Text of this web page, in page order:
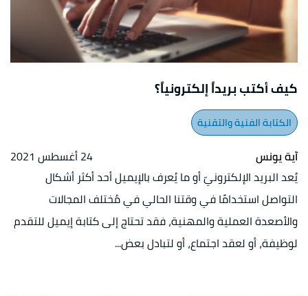
كيف أكتب بريداً إلكترونياً؟
الكتابة الفنية والتقنية
آية يونس
24 أغسطس 2021
يُعد البريد الإلكترونيّ أو ما يُعرف بالإيميل أحد أكثر أشكال
التواصل استخدامًا في وقتنا الحالي في مُختلف المجالات
والأصعدة العملية والمهنية، فقد تحتاج إلى كتابة إيميل للتقدم
لوظيفة، أو لعقد اجتماع، أو لتبادل بعض...